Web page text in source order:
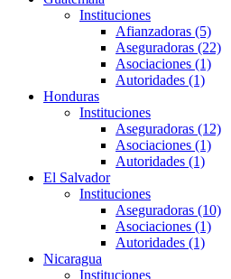
Instituciones
Afianzadoras (5)
Aseguradoras (22)
Asociaciones (1)
Autoridades (1)
Honduras
Instituciones
Aseguradoras (12)
Asociaciones (1)
Autoridades (1)
El Salvador
Instituciones
Aseguradoras (10)
Asociaciones (1)
Autoridades (1)
Nicaragua
Instituciones